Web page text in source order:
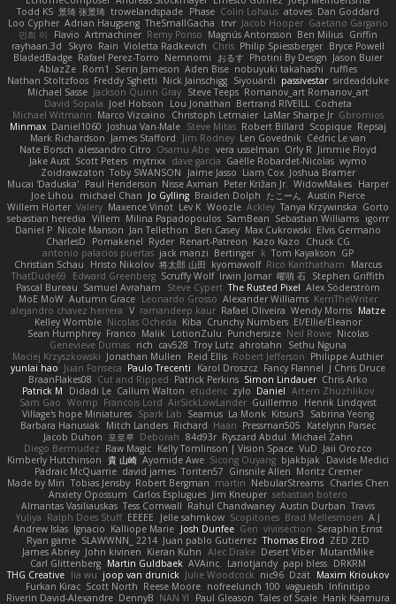
Todd KS 景琦 张景琦 trowelandspade Phase Colin Lohaus atoves Dan Goddard
Loo Cypher Adrian Haugseng TheSmallGacha trvr Jacob Hooper Gaetano Gargano
민희 이
Flavio Artmachiner Remy Ponso Magnús Antonsson Ben Milius Griffin
rayhaan.3d
Skyro Rain Violetta Radkevich Chris Philip Spiessberger Bryce Powell
BladedBadge Rafael Perez-Torro Nemnomi おるす Photini By Design Jason Buier
AblazZe Rom1 Serin Jameson Aden Bise nobuyuki takahashi
ruffles
Nathan Stoltzfoos Freddy Sghetti Nick Jainschigg Siyouardi passivestar sirdeadduke
Michael Sasse Jackson Quinn Gray Steve Teeps Romanov_art Romanov_art
David Sopala Joel Hobson Lou Jonathan Bertrand RIVEILL Cocheta
Michael Witmann Marco Vizcaino Christoph Letmaier LaMar Sharpe Jr Gbromios
Minmax Daniel1060 Joshua Van-Male Steve Mitas Robert Billard Scopique Repsaj
Mark Richardson James Stafford Jim Rodney Len Govednik Cédric Le van
Nate Borsch alessandro Citro Osamu Abe vera usselman Orly R Jimmie Floyd
Jake Aust Scott Peters mytrixx dave garcia Gaëlle Robardet-Nicolas wymo
Zoidrawzaton Toby SWANSON Jaime Jasso Liam Cox Joshua Bramer
Mucai 'Daduska' Paul Henderson Nisse Axman Peter Križan Jr. WidowMakes Harper
Joe Lihou
michael Chan Jo Gylling Braiden Dolph たこーん Austin Pierce
Willem Hörter Valery Maxence Vinot Lev K Woozle Ackley Tanya Krzywinska Gorto
sebastian heredia Villem Milina Papadopoulos SamBean Sebastian Williams igorrr
Daniel P Nicole Manson Jan Tellethon Ben Casey Max Cukrowski Elvis Germano
CharlesD
Pomakenel Ryder Renart-Patreon Kazo Kazo
Chuck CG
antonio palacios puertas jack manzi Bertinger k Tom Kayakson GP
Christian Schau
Hristo Nikolov 将太郎 山田 kyomawolf Rico Kanthatham
Marcus
ThatDude69
Edward Greenberg Scruffy Wolf Irwin Jomar 曜萌 石 Stephen Griffith
Pascal Bureau Samuel Avraham Steve Cypert The Rusted Pixel Alex Söderström
MoE MoW Autumn Grace Leonardo Grosso Alexander Williams KerriTheWriter
alejandro chavez herrera V ramandeep kaur Rafael Oliveira Wendy Morris Matze
Kelley Womble Nicolas Ocheda Kiba Crunchy Numbers El/Ellie/Eleanor
Sean Humphrey Franco Malik LotionZulu Punchersize Neil Rowe Nicolas
Genevieve Dumas rich cav528 Troy Lutz ahrotahn
Sethu Nguna
Maciej Krzyszkowski Jonathan Mullen Reid Ellis Robert Jefferson Philippe Authier
yunlai hao Juan Fonseca Paulo Trecenti Karol Droszcz Fancy Flannel J Chris Druce
BraanFlakes08 Cut and Ripped Patrick Perkins Simon Lindauer Chris Arko
Patrick M
Didadi Le Callum Walton etudenc zylo Daniel Artem Zhuzhlikov
Sam Gao Womp Francois Lord AirSickLowLander Guillermo
Henrik Lindqvist
Village's hope Miniatures Spark Lab Seamus La Monk Kitsun3
Sabrina Yeong
Barbara Hanusiak Mitch Landers Richard Haan Pressman505
Katelynn Parsec
Jacob Duhon 포로루 Deborah 84d93r Ryszard Abdul Michael Zahn
Diego Bermudez Raw Magic Kelly Tomlinson | Vision Space VuD Jaii Orozco
Kimberly Hutchinson 貴 山崎 Ayomide Awe Sicong Ouyang bjakbjak Davide Medici
Padraic McQuarrie david james Toriten57 Ginsnile Allen Moritz Cremer
Made by Miri Tobias Jensby Robert Bergman martin NebularStreams Charles Chen
Anxiety Opossum Carlos Esplugues Jim Kneuper sebastian botero
Almantas Vasiliauskas Tess Cornwall Rahul Chandwaney Austin Durban Travis
Yuliya Ralph Does Stuff EEEEE Jelle sahmkow Scopitones Brad Mellesmoen A J
Andrew Islas Ignacio Kalliope Marie Josh Dunfee Gen viviisection Seraphin Ernst
Ryan game SLAWWNN_ 2214 Juan pablo Gutierrez Thomas Elrod ZED ZED
James Abney John kivinen Kieran Kuhn Alec Drake Desert Viber MutantMike
Carl Glittenberg Martin Guldbaek AVAinc. Lariotjandy papi bless DRKRM
THG Creative lia wu joop van drunick Julie Woodcock nic96 Dzät Maxim Krioukov
Furkan Kirac Scott North Reese Moore nofreelunch 100 vagueish Infinitipo
Riverin David-Alexandre DennyB NAN YI Paul Gleason Tales of Scale Hank Kaamura